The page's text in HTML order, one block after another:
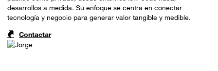
desarrollos a medida. Su enfoque se centra en conectar
tecnología y negocio para generar valor tangible y medible.
Contactar